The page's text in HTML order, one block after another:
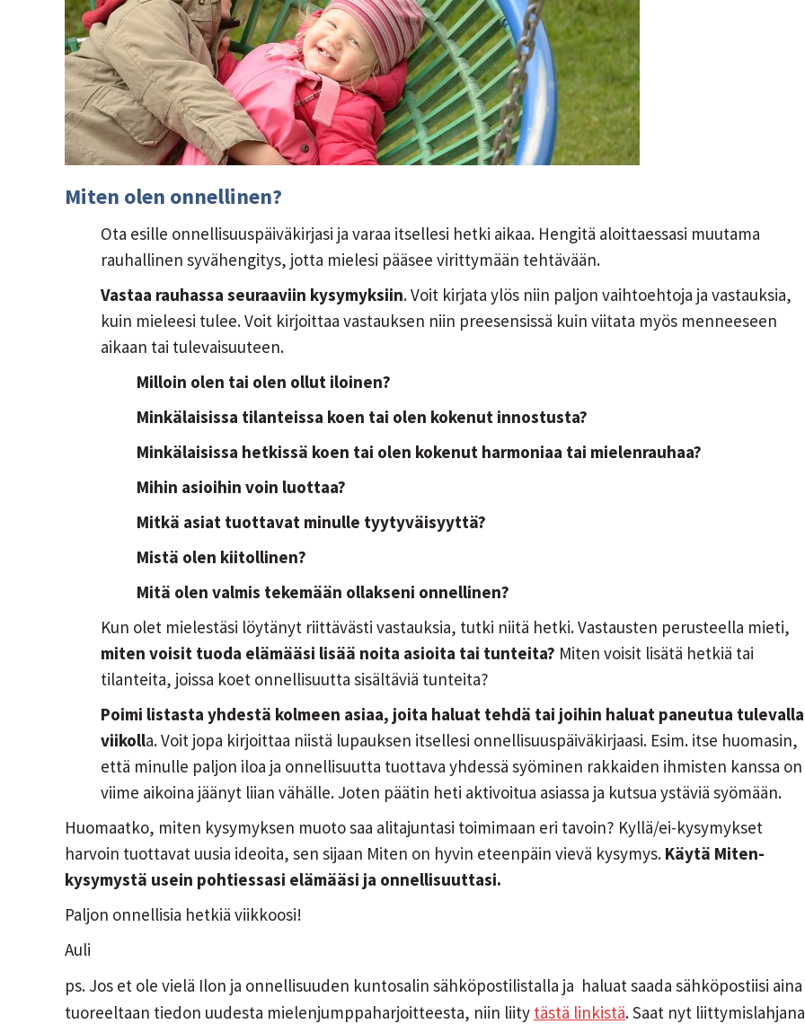
Miten olen onnellinen?
Ota esille onnellisuuspäiväkirjasi ja varaa itsellesi hetki aikaa. Hengitä aloittaessasi muutama
rauhallinen syvähengitys, jotta mielesi pääsee virittymään tehtävään.
Vastaa rauhassa seuraaviin kysymyksiin. Voit kirjata ylös niin paljon vaihtoehtoja ja vastauksia,
kuin mieleesi tulee. Voit kirjoittaa vastauksen niin preesensissä kuin viitata myös menneeseen
aikaan tai tulevaisuuteen.
Milloin olen tai olen ollut iloinen?
Minkälaisissa tilanteissa koen tai olen kokenut innostusta?
Minkälaisissa hetkissä koen tai olen kokenut harmoniaa tai mielenrauhaa?
Mihin asioihin voin luottaa?
Mitkä asiat tuottavat minulle tyytyväisyyttä?
Mistä olen kiitollinen?
Mitä olen valmis tekemään ollakseni onnellinen?
Kun olet mielestäsi löytänyt riittävästi vastauksia, tutki niitä hetki. Vastausten perusteella mieti,
miten voisit tuoda elämääsi lisää noita asioita tai tunteita? Miten voisit lisätä hetkiä tai
tilanteita, joissa koet onnellisuutta sisältäviä tunteita?
Poimi listasta yhdestä kolmeen asiaa, joita haluat tehdä tai joihin haluat paneutua tulevalla
viikolla. Voit jopa kirjoittaa niistä lupauksen itsellesi onnellisuuspäiväkirjaasi. Esim. itse huomasin,
että minulle paljon iloa ja onnellisuutta tuottava yhdessä syöminen rakkaiden ihmisten kanssa on
viime aikoina jäänyt liian vähälle. Joten päätin heti aktivoitua asiassa ja kutsua ystäviä syömään.
Huomaatko, miten kysymyksen muoto saa alitajuntasi toimimaan eri tavoin? Kyllä/ei-kysymykset
harvoin tuottavat uusia ideoita, sen sijaan Miten on hyvin eteenpäin vievä kysymys. Käytä Miten-
kysymystä usein pohtiessasi elämääsi ja onnellisuuttasi.
Paljon onnellisia hetkiä viikkoosi!
Auli
ps. Jos et ole vielä Ilon ja onnellisuuden kuntosalin sähköpostilistalla ja haluat saada sähköpostiisi aina
tuoreeltaan tiedon uudesta mielenjumppaharjoitteesta, niin liity tästä linkistä. Saat nyt liittymislahjana